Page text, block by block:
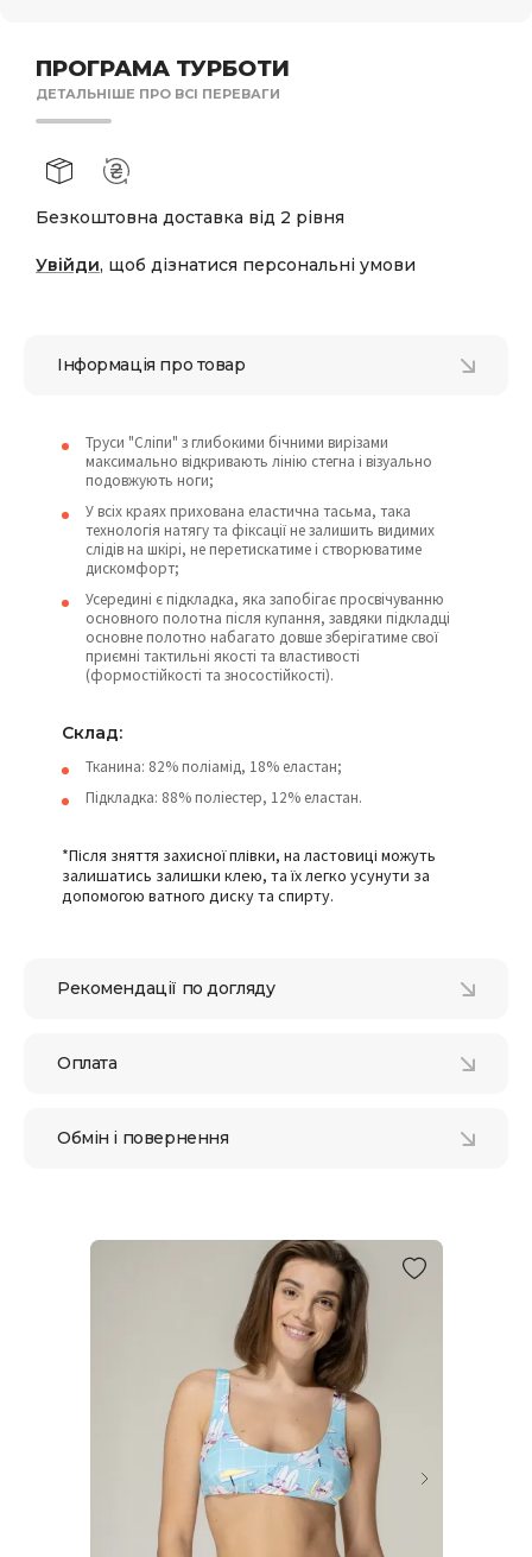
ПРОГРАМА ТУРБОТИ
ДЕТАЛЬНІШЕ ПРО ВСІ ПЕРЕВАГИ
Безкоштовна доставка від 2 рівня
Увійди, щоб дізнатися персональні умови
Інформація про товар
Труси "Сліпи" з глибокими бічними вирізами
максимально відкривають лінію стегна і візуально
подовжують ноги;
У всіх краях прихована еластична тасьма, така
технологія натягу та фіксації не залишить видимих
слідів на шкірі, не перетискатиме і створюватиме
дискомфорт;
Усередині є підкладка, яка запобігає просвічуванню
основного полотна після купання, завдяки підкладці
основне полотно набагато довше зберігатиме свої
приємні тактильні якості та властивості
(формостійкості та зносостійкості).
Склад:
Тканина: 82% поліамід, 18% еластан;
Підкладка: 88% поліестер, 12% еластан.
*Після зняття захисної плівки, на ластовиці можуть
залишатись залишки клею, та їх легко усунути за
допомогою ватного диску та спирту.
Рекомендації по догляду
Оплата
Обмін і повернення